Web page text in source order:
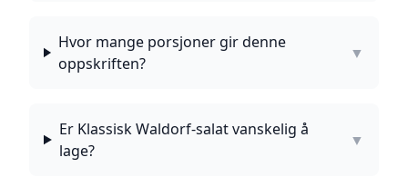
Hvor mange porsjoner gir denne
oppskriften?
▼
Er Klassisk Waldorf-salat vanskelig å
lage?
▼